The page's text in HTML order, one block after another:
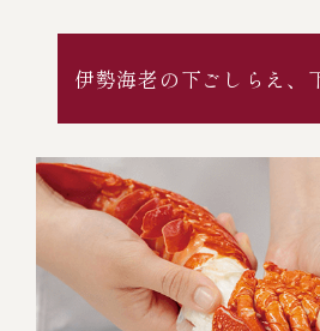
伊勢海老の下ごしらえ、